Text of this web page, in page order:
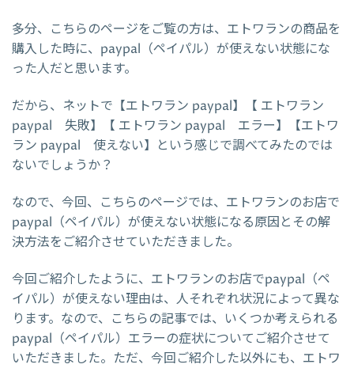
多分、こちらのページをご覧の方は、エトワランの商品を
購入した時に、paypal（ペイパル）が使えない状態にな
った人だと思います。
だから、ネットで【エトワラン paypal】【 エトワラン
paypal 失敗】【 エトワラン paypal エラー】【エトワ
ラン paypal 使えない】という感じで調べてみたのでは
ないでしょうか？
なので、今回、こちらのページでは、エトワランのお店で
paypal（ペイパル）が使えない状態になる原因とその解
決方法をご紹介させていただきました。
今回ご紹介したように、エトワランのお店でpaypal（ペ
イパル）が使えない理由は、人それぞれ状況によって異な
ります。なので、こちらの記事では、いくつか考えられる
paypal（ペイパル）エラーの症状についてご紹介させて
いただきました。ただ、今回ご紹介した以外にも、エトワ